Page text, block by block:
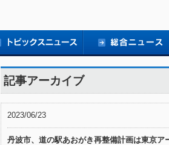
記事アーカイブ
2023/06/23
丹波市、道の駅あおがき再整備計画は東京ア